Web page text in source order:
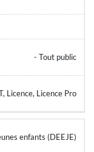
- Tout public
Licence, Licence Pro
enfants (DEEJE)